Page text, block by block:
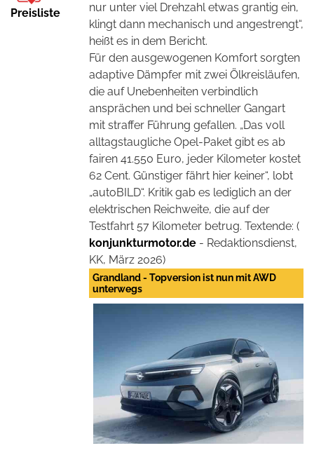
Preisliste
nur unter viel Drehzahl etwas grantig ein,
klingt dann mechanisch und angestrengt“,
heißt es in dem Bericht.
Für den ausgewogenen Komfort sorgten
adaptive Dämpfer mit zwei Ölkreisläufen,
die auf Unebenheiten verbindlich
ansprächen und bei schneller Gangart
mit straffer Führung gefallen. „Das voll
alltagstaugliche Opel-Paket gibt es ab
fairen 41.550 Euro, jeder Kilometer kostet
62 Cent. Günstiger fährt hier keiner“, lobt
„autoBILD“. Kritik gab es lediglich an der
elektrischen Reichweite, die auf der
Testfahrt 57 Kilometer betrug. Textende: (
konjunkturmotor.de - Redaktionsdienst,
KK, März 2026)
Grandland - Topversion ist nun mit AWD
unterwegs